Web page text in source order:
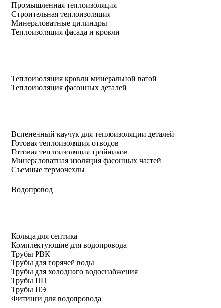
Промышленная теплоизоляция
Строительная теплоизоляция
Минераловатные цилиндры
Теплоизоляция фасада и кровли
Теплоизоляция кровли минеральной ватой
Теплоизоляция фасонных деталей
Вспененный каучук для теплоизоляции деталей
Готовая теплоизоляция отводов
Готовая теплоизоляция тройников
Минераловатная изоляция фасонных частей
Съемные термочехлы
Водопровод
Кольца для септика
Комплектующие для водопровода
Трубы РВК
Трубы для горячей воды
Трубы для холодного водоснабжения
Трубы ПП
Трубы ПЭ
Фитинги для водопровода